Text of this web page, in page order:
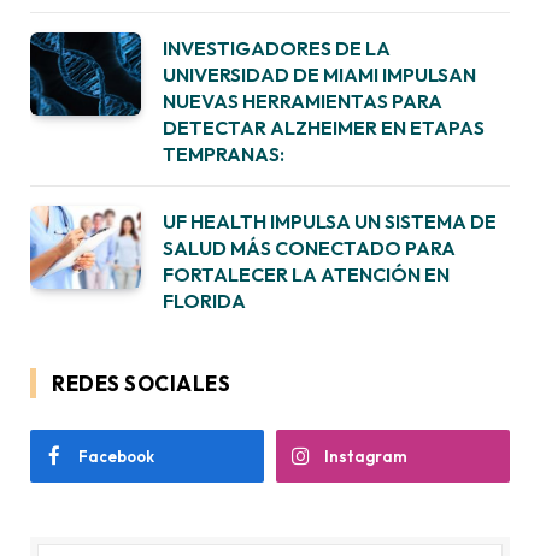
INVESTIGADORES DE LA
UNIVERSIDAD DE MIAMI IMPULSAN
NUEVAS HERRAMIENTAS PARA
DETECTAR ALZHEIMER EN ETAPAS
TEMPRANAS:
UF HEALTH IMPULSA UN SISTEMA DE
SALUD MÁS CONECTADO PARA
FORTALECER LA ATENCIÓN EN
FLORIDA
REDES SOCIALES
Facebook Instagram